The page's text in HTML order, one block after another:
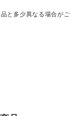
と多少異なる場合がご